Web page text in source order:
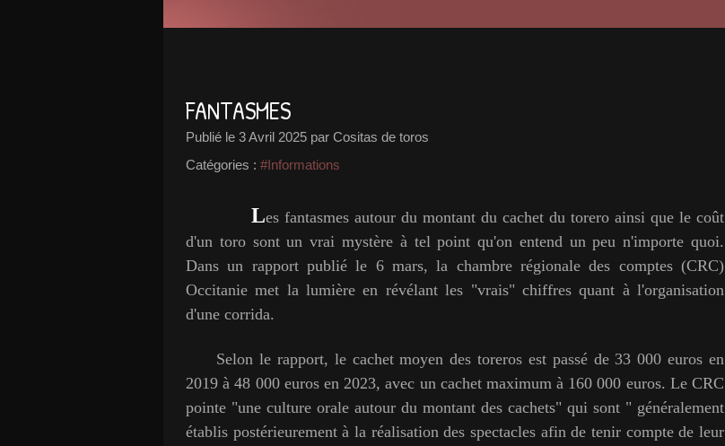
FANTASMES
Publié le 3 Avril 2025 par Cositas de toros
Catégories : #Informations
Les fantasmes autour du montant du cachet du torero ainsi que le coût
d'un toro sont un vrai mystère à tel point qu'on entend un peu n'importe quoi.
Dans un rapport publié le 6 mars, la chambre régionale des comptes (CRC)
Occitanie met la lumière en révélant les "vrais" chiffres quant à l'organisation
d'une corrida.
Selon le rapport, le cachet moyen des toreros est passé de 33 000 euros en
2019 à 48 000 euros en 2023, avec un cachet maximum à 160 000 euros. Le CRC
pointe "une culture orale autour du montant des cachets" qui sont " généralement
établis postérieurement à la réalisation des spectacles afin de tenir compte de leur